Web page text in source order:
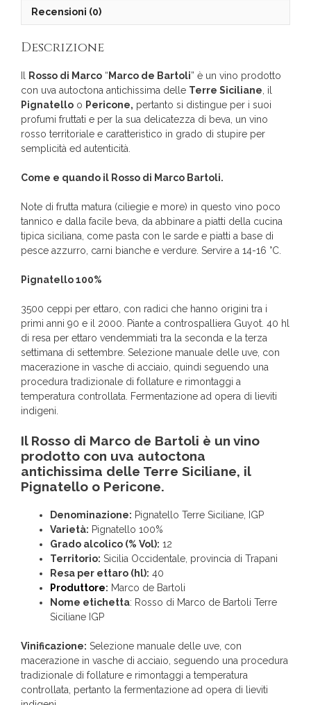
Recensioni (0)
Descrizione
Il Rosso di Marco “ Marco de Bartoli” è un vino prodotto
con uva autoctona antichissima delle Terre Siciliane, il
Pignatello o Pericone, pertanto si distingue per i suoi
profumi fruttati e per la sua delicatezza di beva, un vino
rosso territoriale e caratteristico in grado di stupire per
semplicità ed autenticità.
Come e quando il Rosso di Marco Bartoli.
Note di frutta matura (ciliegie e more) in questo vino poco
tannico e dalla facile beva, da abbinare a piatti della cucina
tipica siciliana, come pasta con le sarde e piatti a base di
pesce azzurro, carni bianche e verdure. Servire a 14-16 °C.
Pignatello 100%
3500 ceppi per ettaro, con radici che hanno origini tra i
primi anni 90 e il 2000. Piante a controspalliera Guyot. 40 hl
di resa per ettaro vendemmiati tra la seconda e la terza
settimana di settembre. Selezione manuale delle uve, con
macerazione in vasche di acciaio, quindi seguendo una
procedura tradizionale di follature e rimontaggi a
temperatura controllata. Fermentazione ad opera di lieviti
indigeni.
Il Rosso di Marco de Bartoli è un vino
prodotto con uva autoctona
antichissima delle Terre Siciliane, il
Pignatello o Pericone.
Denominazione: Pignatello Terre Siciliane, IGP
Varietà: Pignatello 100%
Grado alcolico (% Vol): 12
Territorio: Sicilia Occidentale, provincia di Trapani
Resa per ettaro (hl): 40
Produttore: Marco de Bartoli
Nome etichetta: Rosso di Marco de Bartoli Terre
Siciliane IGP
Vinificazione: Selezione manuale delle uve, con
macerazione in vasche di acciaio, seguendo una procedura
tradizionale di follature e rimontaggi a temperatura
controllata, pertanto la fermentazione ad opera di lieviti